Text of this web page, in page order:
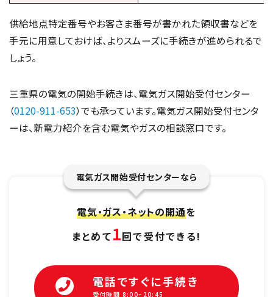
供給地点特定番号やお客さま番号が書かれた領収書などを
手元に用意しておけば、よりスムーズに手続きが進められるで
しょう。
三重県の電気の開始手続きは、電気ガス開始受付センター
（0120-911-653）でも承っています。電気ガス開始受付センタ
ーは、新電力紹介を含む電気やガスの相談窓口です。
電気ガス開始受付センターなら
電気・ガス・ネットの開通を
まとめて1回で受付できる!
電話ですぐに手続き
受付時間 8:00~20:45